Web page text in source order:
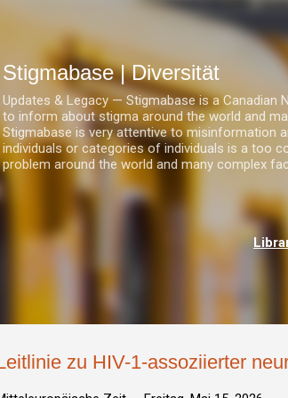
Direkt zum Hauptbereich
Stigmabase | Diversität
Updates & Legacy — Stigmabase is a Canadian
to inform about stigma around the world and
Stigmabase is very attentive to misinformation
individuals or categories of individuals is a too
problem around the world and many complex
zu HIV-1-assoziierter